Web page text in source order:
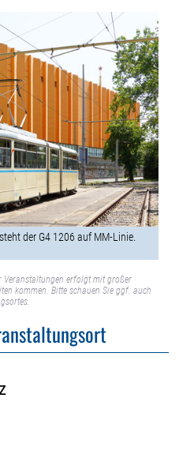
der G4 1206 auf MM-Linie.
Veranstaltungen erfolgt mit großer
kommen. Bitte schauen Sie ggf. auch